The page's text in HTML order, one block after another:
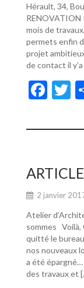
Hérault, 34,
RENOVATION
mois de
permets enfin
projet
de contact il
F
e
o
o
k
T
2 janvier
Atelier
sommes Voilà,
quitté le
nos nouveaux
a été épargné…
des travaux et